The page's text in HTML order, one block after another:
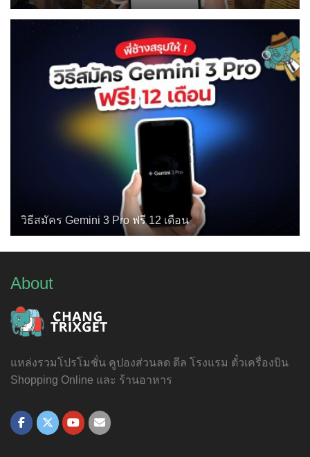
วิธีสมัคร Gemini 3 Pro ฟรี 12 เดือน
About
แหล่งรวมโปรโมชั่น คูปองส่วนลด ดีล โรงแรม ตั๋วเครื่องบิน
Shopping Online และ ร้านอาหาร